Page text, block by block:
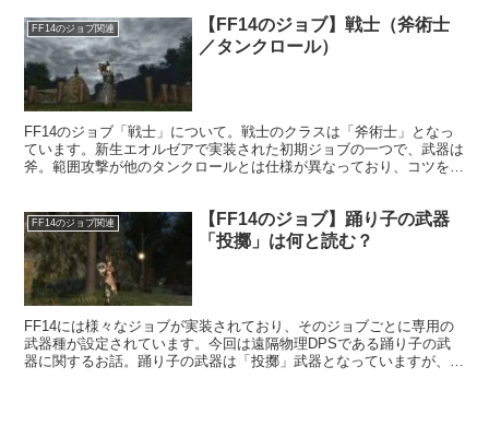
FF14のジョブ関連
【FF14のジョブ】戦士（斧術士
／タンクロール）
FF14のジョブ「戦士」について。戦士のクラスは「斧術士」となっ
ています。新生エオルゼアで実装された初期ジョブの一つで、武器は
斧。範囲攻撃が他のタンクロールとは仕様が異なっており、コツをつ
FF14のジョブ関連
【FF14のジョブ】踊り子の武器
「投擲」は何と読む？
FF14には様々なジョブが実装されており、そのジョブごとに専用の
武器種が設定されています。今回は遠隔物理DPSである踊り子の武
器に関するお話。踊り子の武器は「投擲」武器となっていますが、こ